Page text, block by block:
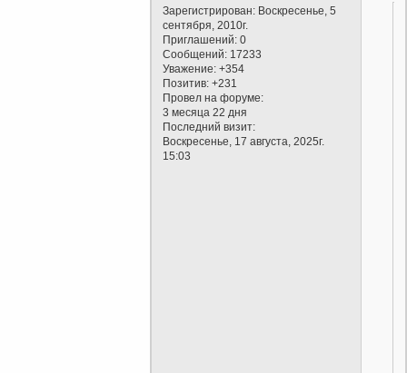
Зарегистрирован: Воскресенье, 5
сентября, 2010г.
Приглашений: 0
Сообщений: 17233
Уважение: +354
Позитив: +231
Провел на форуме:
3 месяца 22 дня
Последний визит:
Воскресенье, 17 августа, 2025г.
15:03